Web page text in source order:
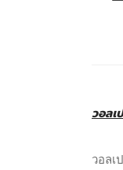
วอลเ
วอลเ